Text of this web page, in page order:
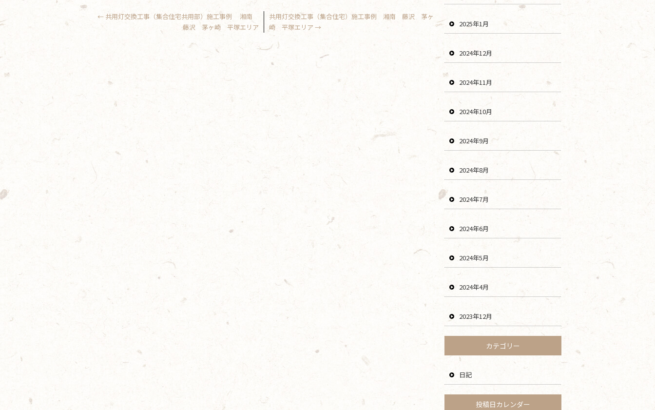
← 共用灯交換工事（集合住宅共用部）施工事例 湘南
藤沢 茅ヶ崎 平塚エリア
共用灯交換工事（集合住宅）施工事例 湘南 藤沢 茅ヶ
崎 平塚エリア → 2025年1月
2024年12月
2024年11月
2024年10月
2024年9月
2024年8月
2024年7月
2024年6月
2024年5月
2024年4月
2023年12月
カテゴリー
日記
投稿日カレンダー